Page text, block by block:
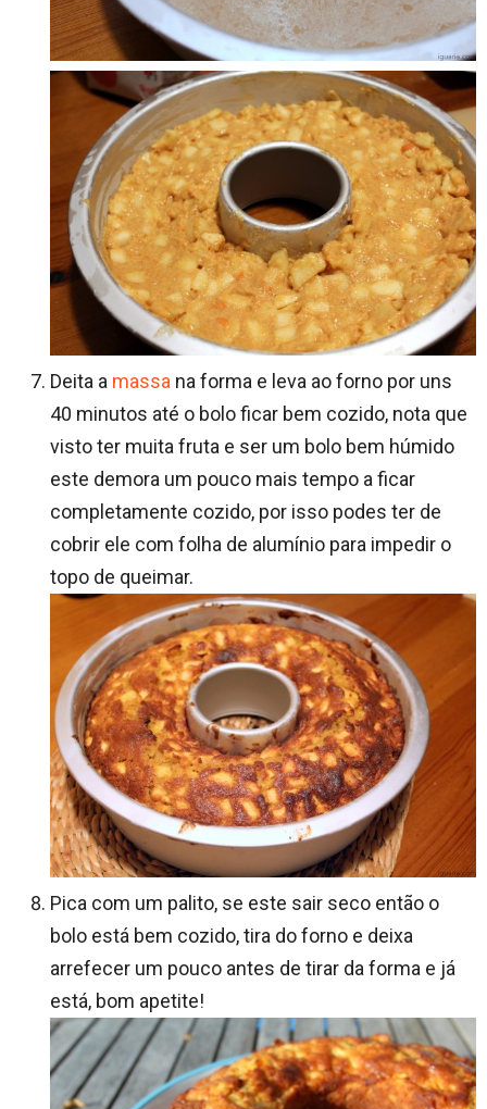
Deita a massa na forma e leva ao forno por uns
40 minutos até o bolo ficar bem cozido, nota que
visto ter muita fruta e ser um bolo bem húmido
este demora um pouco mais tempo a ficar
completamente cozido, por isso podes ter de
cobrir ele com folha de alumínio para impedir o
topo de queimar.
Pica com um palito, se este sair seco então o
bolo está bem cozido, tira do forno e deixa
arrefecer um pouco antes de tirar da forma e já
está, bom apetite!